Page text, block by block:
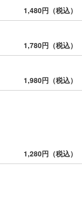
1,480円（税込）
1,780円（税込）
1,980円（税込）
1,280円（税込）